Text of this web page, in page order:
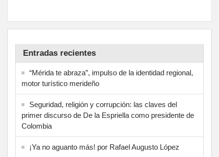
Entradas recientes
“Mérida te abraza”, impulso de la identidad regional,
motor turístico merideño
Seguridad, religión y corrupción: las claves del
primer discurso de De la Espriella como presidente de
Colombia
¡Ya no aguanto más! por Rafael Augusto López